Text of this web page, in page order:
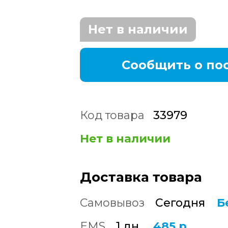
Нет в наличии
Сообщить о
Код товара
33979
Нет в наличии
Доставка товара
Самовывоз Сегодня